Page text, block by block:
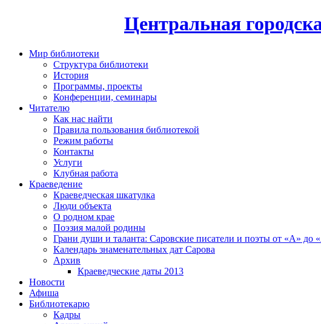
Центральная
Мир библиотеки
Структура библиотеки
История
Программы, проекты
Конференции, семинары
Читателю
Как нас найти
Правила пользования библиотекой
Режим работы
Контакты
Услуги
Клубная работа
Краеведение
Краеведческая шкатулка
Люди объекта
О родном крае
Поэзия малой родины
Грани души и таланта: Саровские писатели и поэты от «А» до
Календарь знаменательных дат Сарова
Архив
Краеведческие даты 2013
Новости
Афиша
Библиотекарю
Кадры